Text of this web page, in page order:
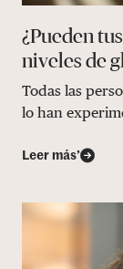
¿Pueden
niveles de
Todas las
lo han
Leer más’